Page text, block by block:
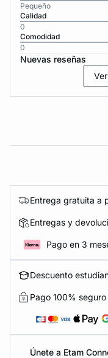
Pequeño
Calidad
0
Comodidad
0
Nuevas reseñas
Entrega gratuita a
Entregas y
Pago en 3
Descuento
Pago 100% seguro
Únete a Etam